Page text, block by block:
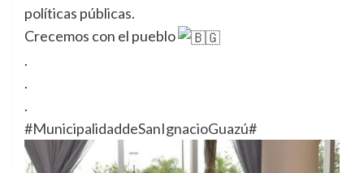
políticas públicas.
Crecemos con el pueblo
.
.
.
#MunicipalidaddeSanIgnacioGuazú#